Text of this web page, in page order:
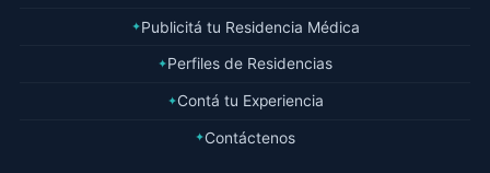
✦Publicitá tu Residencia Médica
✦Perfiles de Residencias
✦Contá tu Experiencia
✦Contáctenos